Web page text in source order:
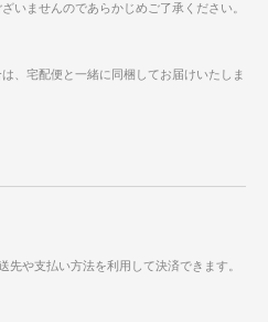
いませんのであらかじめご了承ください。
、宅配便と一緒に同梱してお届けいたしま
先や支払い方法を利用して決済できます。